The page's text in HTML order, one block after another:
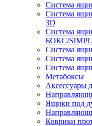
Система
Система
3D
Система
БОКС/
Система
Система
Система
Метабоксы
Аксессуары
Ящики под
Коврики